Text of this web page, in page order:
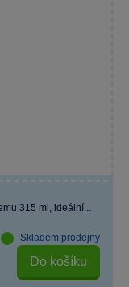
315 ml, ideální...
Skladem prodejny
Do košíku